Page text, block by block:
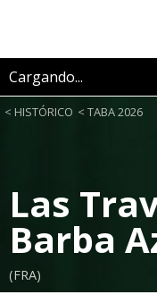
Cargando...
HISTÓRICO TABA 2026
Las
Barba
(FRA)